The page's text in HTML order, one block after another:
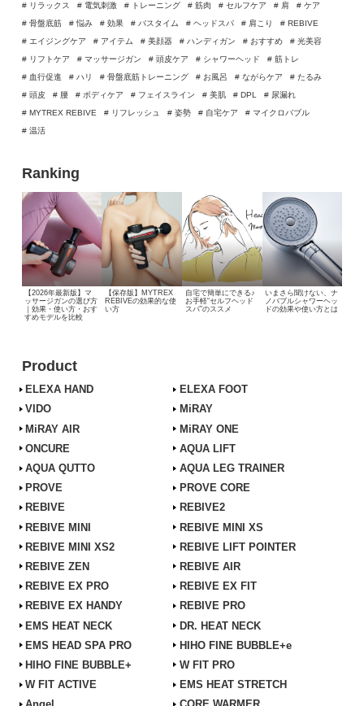
# リラックス
# 電気刺激 # トレーニング # 筋肉 # セルフケア # 肩
# ケア
# 骨盤底筋
# 悩み # 効果 # バスタイム # ヘッドスパ # 肩こり
# REBIVE
# エイジングケア
# アイテム # 美顔器 # ハンディガン # おすすめ
# 光美容
# リフトケア
# マッサージガン # 頭皮ケア # シャワーヘッド
# 筋トレ
# 血行促進
# ハリ # 骨盤底筋トレーニング # お風呂 # ながらケア
# たるみ
# 頭皮
# 腰 # ボディケア # フェイスライン # 美肌 # DPL
# 尿漏れ
# MYTREX REBIVE
# リフレッシュ # 姿勢 # 自宅ケア
# マイクロバブル
# 温活
Ranking
【2026年最新版】マ
ッサージガンの選び方
｜効果・使い方・おす
すめモデルを比較
【保存版】MYTREX
REBIVEの効果的な使
い方
自宅で簡単にできる♪
お手軽“セルフヘッド
スパ”のススメ
いまさら聞けない、ナ
ノバブルシャワーヘッ
ドの効果や使い方とは
Product
ELEXA HAND
ELEXA FOOT
VIDO
MiRAY
MiRAY AIR
MiRAY ONE
ONCURE
AQUA LIFT
AQUA QUTTO
AQUA LEG TRAINER
PROVE
PROVE CORE
REBIVE
REBIVE2
REBIVE MINI
REBIVE MINI XS
REBIVE MINI XS2
REBIVE LIFT POINTER
REBIVE ZEN
REBIVE AIR
REBIVE EX PRO
REBIVE EX FIT
REBIVE EX HANDY
REBIVE PRO
EMS HEAT NECK
DR. HEAT NECK
EMS HEAD SPA PRO
HIHO FINE BUBBLE+e
HIHO FINE BUBBLE+
W FIT PRO
W FIT ACTIVE
EMS HEAT STRETCH